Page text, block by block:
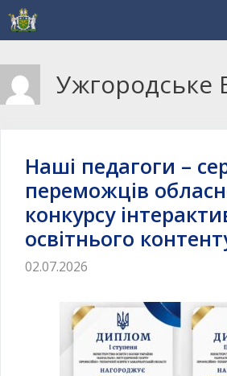
Ужгородське
Наші педагоги –
переможців
конкурсу
освітнього
02.07.2026